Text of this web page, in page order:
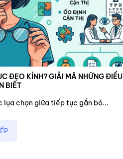
ĐEO KÍNH? GIẢI MÃ NHỮNG ĐIỀU
BIẾT
chọn giữa tiếp tục gắn bó...